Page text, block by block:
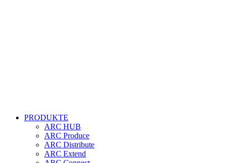
PRODUKTE
ARC HUB
ARC Produce
ARC Distribute
ARC Extend